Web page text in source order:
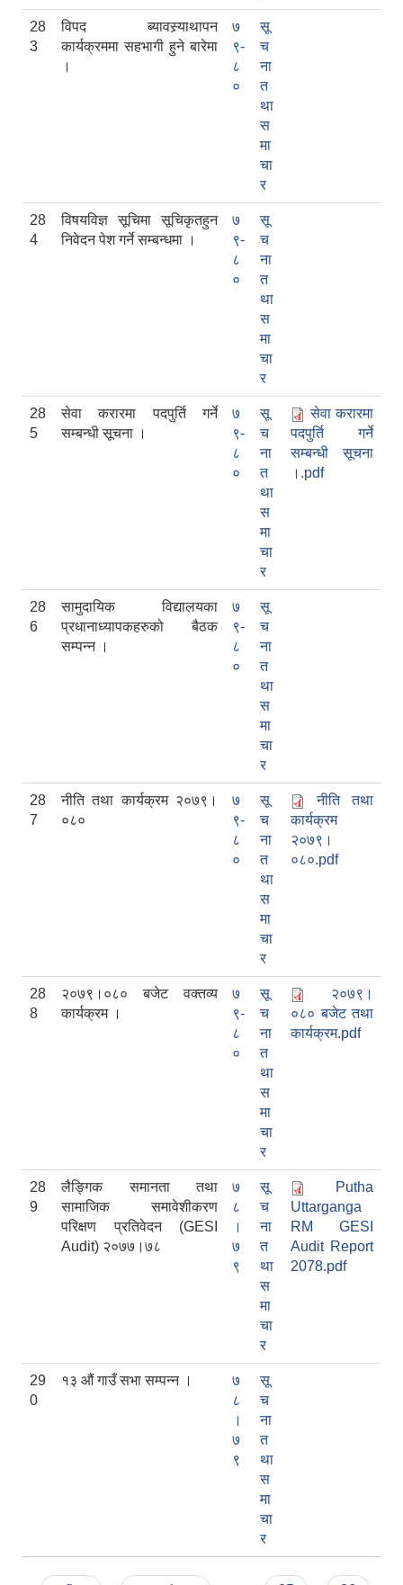
28
3
विपद ब्यावस्र्याथापन
कार्यक्रममा सहभागी हुने बारेमा
।
७
९-
८
०
सू
च
ना
त
था
स
मा
चा
र
28
4
विषयविज्ञ सूचिमा सूचिकृतहुन
निवेदन पेश गर्ने सम्बन्धमा ।
७
९-
८
०
सू
च
ना
त
था
स
मा
चा
र
28
5
सेवा करारमा पदपुर्ति गर्ने
सम्बन्धी सूचना ।
७
९-
८
०
सू
च
ना
त
था
स
मा
चा
र
सेवा करारमा
पदपुर्ति गर्ने
सम्बन्धी सूचना
।.pdf
28
6
सामुदायिक विद्यालयका
प्रधानाध्यापकहरुको बैठक
सम्पन्न ।
७
९-
८
०
सू
च
ना
त
था
स
मा
चा
र
28
7
नीति तथा कार्यक्रम २०७९।
०८०
७
९-
८
०
सू
च
ना
त
था
स
मा
चा
र
नीति तथा
कार्यक्रम
२०७९।
०८०.pdf
28
8
२०७९।०८० बजेट वक्तव्य
कार्यक्रम ।
७
९-
८
०
सू
च
ना
त
था
स
मा
चा
र
२०७९।
०८० बजेट तथा
कार्यक्रम.pdf
28
9
लैङ्गिक समानता तथा
सामाजिक समावेशीकरण
परिक्षण प्रतिवेदन (GESI
Audit) २०७७।७८
७
८
।
७
९
सू
च
ना
त
था
स
मा
चा
र
Putha
Uttarganga
RM GESI
Audit Report
2078.pdf
29
0
१३ औं गाउँ सभा सम्पन्न ।
७
८
।
७
९
सू
च
ना
त
था
स
मा
चा
र